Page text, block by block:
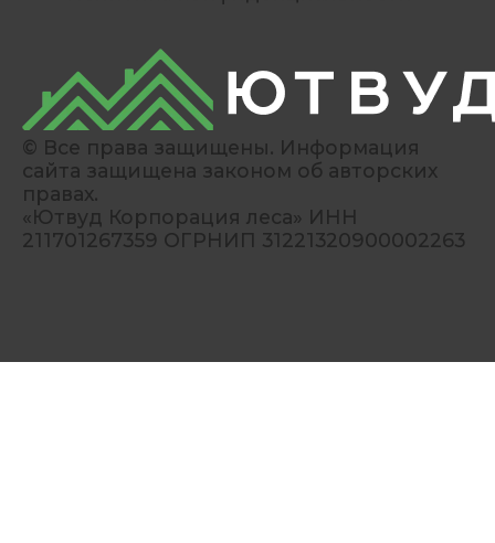
© Все права защищены. Информация
сайта защищена законом об авторских
правах.
«Ютвуд Корпорация леса» ИНН
211701267359 ОГРНИП 31221320900002263